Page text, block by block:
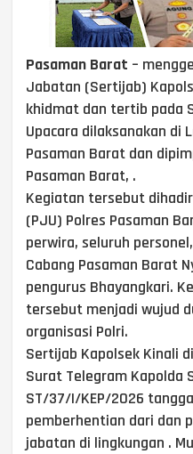
Pasaman Barat –
Jabatan (Sertijab)
khidmat dan tertib pada
Upacara dilaksanakan di
Pasaman Barat dan
Pasaman Barat, .
Kegiatan tersebut
(PJU) Polres Pasaman
perwira, seluruh
Cabang Pasaman Barat
pengurus Bhayangkari.
tersebut menjadi wujud
organisasi Polri.
Sertijab Kapolsek Kinali
Surat Telegram Kapolda
ST/37/I/KEP/2026
pemberhentian dari dan
jabatan di lingkungan .